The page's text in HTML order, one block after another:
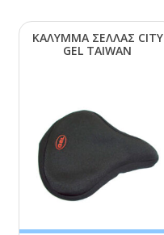
ΚΑΛΥΜΜΑ ΣΕΛΛΑΣ CΙΤΥ
GΕL ΤΑΙWΑΝ